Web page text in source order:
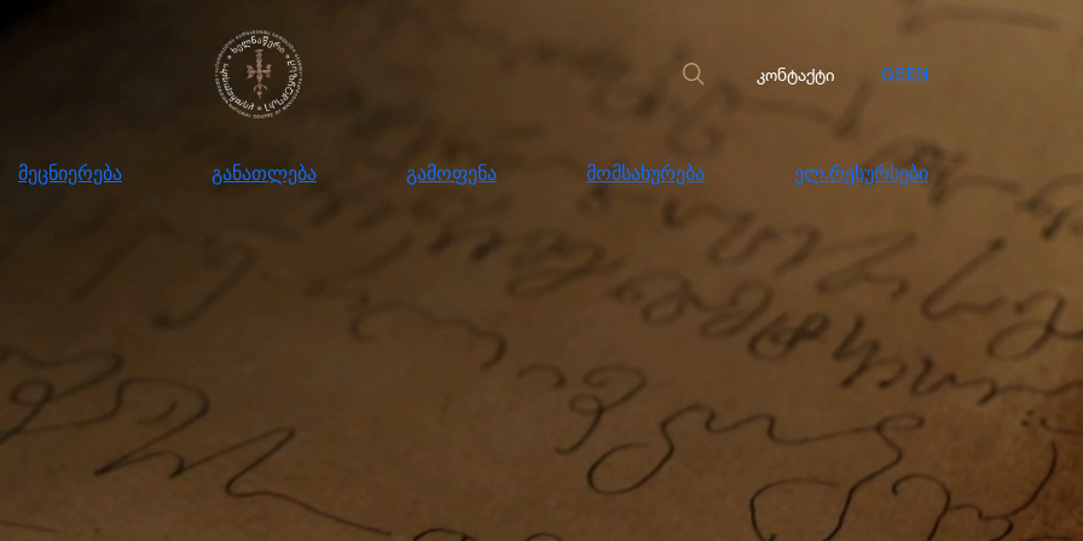
კონტაქტი GEEN
მეცნიერება განათლება გამოფენა მომსახურება ელ.რესურსები
განათლება